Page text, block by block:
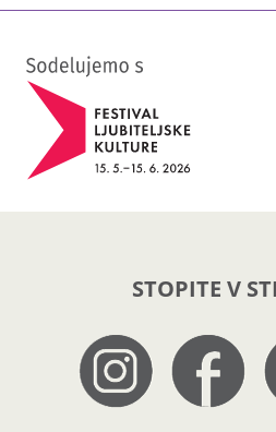
STOPITE V